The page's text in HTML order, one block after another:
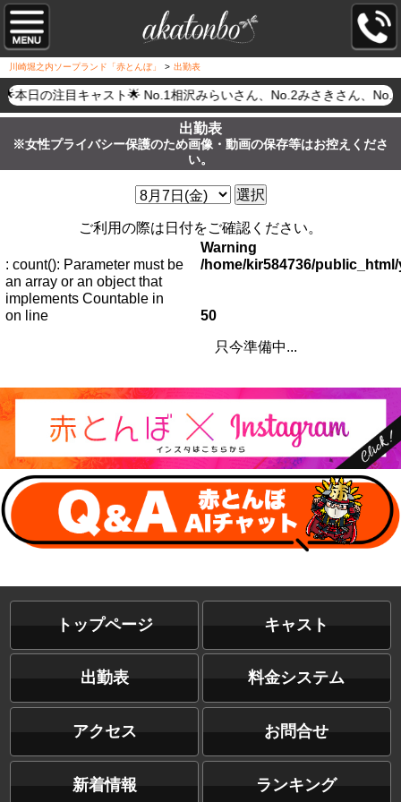
川崎堀之内ソープランド「赤とんぼ」 > 出勤表
本日の注目キャスト🌟 No.1相沢みらいさん、No.2みさきさん、
出勤表
※女性プライバシー保護のため画像・動画の保存等はお控えくださ
い。
選択
ご利用の際は日付をご確認ください。
Warning
: count(): Parameter must be
an array or an object that
implements Countable in
/home/kir584736/
on line 50
只今準備中...
トップページ キャスト
出勤表 料金システム
アクセス お問合せ
新着情報 ランキング